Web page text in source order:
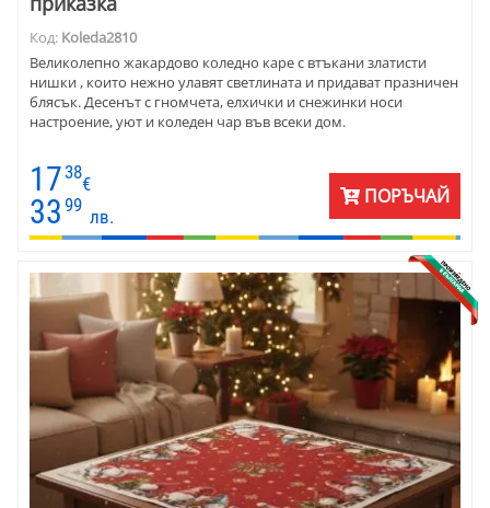
Код: Koleda2810
Великолепно жакардово коледно каре с втъкани златисти
нишки , които нежно улавят светлината и придават празничен
блясък. Десенът с гномчета, елхички и снежинки носи
настроение, уют и коледен чар във всеки дом.
17 38
€
33 99
лв.
ПОРЪЧАЙ